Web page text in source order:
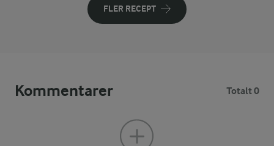
FLER RECEPT
Kommentarer Totalt 0